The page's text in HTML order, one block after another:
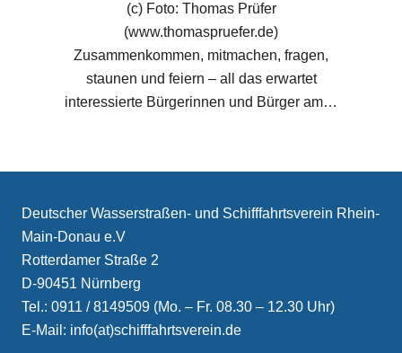
(c) Foto: Thomas Prüfer
(www.thomaspruefer.de)
Zusammenkommen, mitmachen, fragen,
staunen und feiern – all das erwartet
interessierte Bürgerinnen und Bürger am…
Deutscher Wasserstraßen- und Schifffahrtsverein Rhein-
Main-Donau e.V
Rotterdamer Straße 2
D-90451 Nürnberg
Tel.: 0911 / 8149509 (Mo. – Fr. 08.30 – 12.30 Uhr)
E-Mail: info(at)schifffahrtsverein.de